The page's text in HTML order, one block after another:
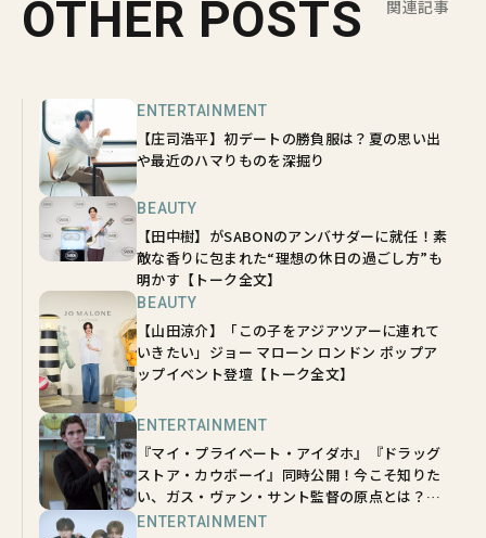
OTHER POSTS 関連記事
ENTERTAINMENT
【庄司浩平】初デートの勝負服は？夏の思い出
や最近のハマりものを深掘り
BEAUTY
【田中樹】がSABONのアンバサダーに就任！素
敵な香りに包まれた“理想の休日の過ごし方”も
明かす【トーク全文】
BEAUTY
【山田涼介】「この子をアジアツアーに連れて
いきたい」ジョー マローン ロンドン ポップア
ップイベント登壇【トーク全文】
ENTERTAINMENT
『マイ・プライベート・アイダホ』『ドラッグ
ストア・カウボーイ』同時公開！今こそ知りた
い、ガス・ヴァン・サント監督の原点とは？
【sweetムービーインタビュー】
ENTERTAINMENT